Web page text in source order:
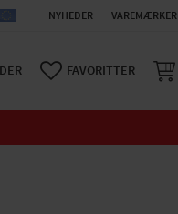
NYHEDER VAREMÆRKER
FAVORITTER